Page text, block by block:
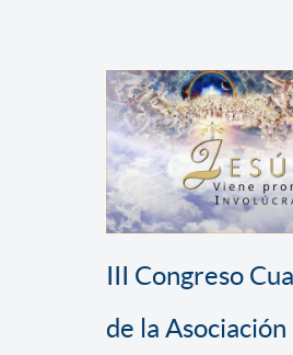
III Congreso
de la